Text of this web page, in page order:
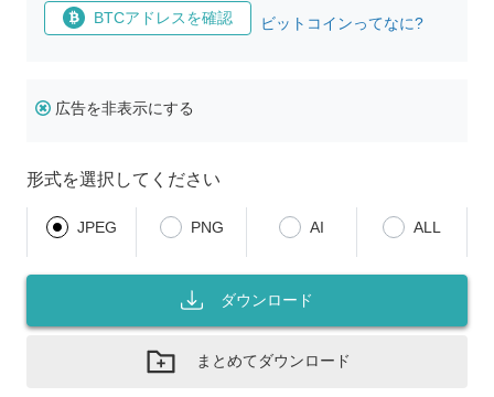
BTCアドレスを確認 ビットコインってなに?
広告を非表示にする
形式を選択してください
JPEG PNG AI ALL
ダウンロード
まとめてダウンロード